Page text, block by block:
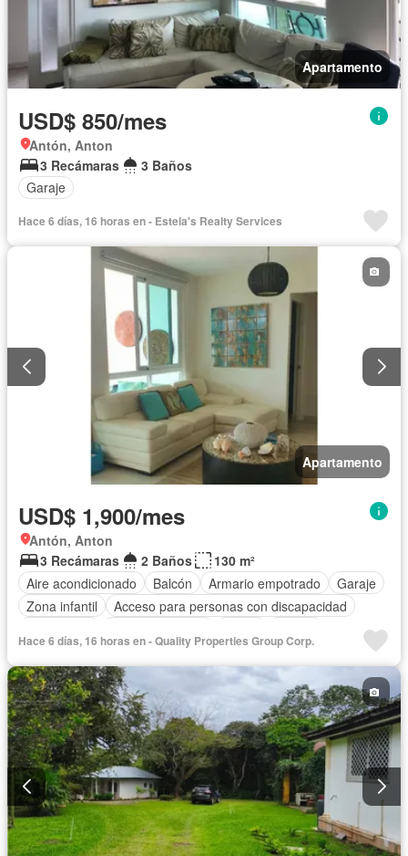
Apartamento
USD$ 850/mes
Antón, Anton
3 Recámaras
3 Baños
Garaje
Hace 6 días, 16 horas en - Estela's Realty Services
Apartamento
USD$ 1,900/mes
Antón, Anton
3 Recámaras
2 Baños
130 m²
Aire acondicionado
Balcón Armario empotrado
Garaje
Zona infantil
Acceso para personas con discapacidad
Cocina integral
Gas natural Seguridad Piscina
Agua
Patio
Hace 6 días, 16 horas en - Quality Properties Group Corp.